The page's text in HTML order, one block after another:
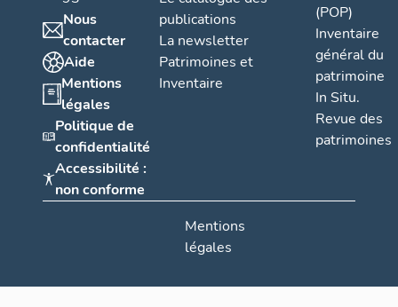
Nous
contacter
Aide
Mentions
légales
Politique de
confidentialité
Accessibilité :
non conforme
publications
La newsletter
Patrimoines et
Inventaire
(POP)
Inventaire
général du
patrimoine
In Situ.
Revue des
patrimoines
Mentions
légales